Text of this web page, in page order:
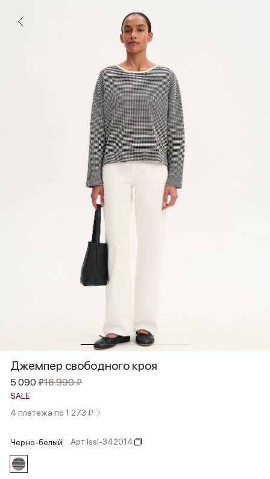
Джемпер свободного кроя
5 090 ₽16 990 ₽
SALE
4 платежа по 1 273 ₽
черно-белый Арт.lssl-342014